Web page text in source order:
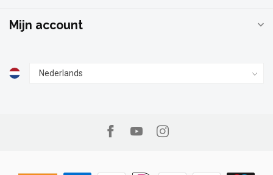
Mijn account